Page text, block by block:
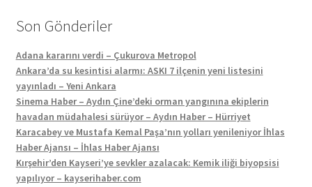
Son Gönderiler
Adana kararını verdi – Çukurova Metropol
Ankara’da su kesintisi alarmı: ASKI 7 ilçenin yeni listesini
yayınladı – Yeni Ankara
Sinema Haber – Aydın Çine’deki orman yangınına ekiplerin
havadan müdahalesi sürüyor – Aydın Haber – Hürriyet
Karacabey ve Mustafa Kemal Paşa’nın yolları yenileniyor İhlas
Haber Ajansı – İhlas Haber Ajansı
Kırşehir’den Kayseri’ye sevkler azalacak: Kemik iliği biyopsisi
yapılıyor – kayserihaber.com